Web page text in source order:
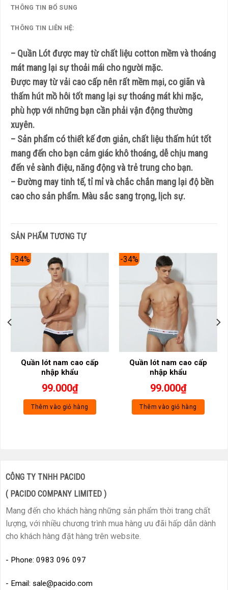
THÔNG TIN BỔ SUNG
THÔNG TIN LIÊN HỆ:
– Quần Lót được may từ chất liệu cotton mềm và thoáng
mát mang lại sự thoải mái cho người mặc.
Được may từ vải cao cấp nên rất mềm mại, co giãn và
thấm hút mồ hôi tốt mang lại sự thoáng mát khi mặc,
phù hợp với những bạn cần phải vận động thường
xuyên.
– Sản phẩm có thiết kế đơn giản, chất liệu thấm hút tốt
mang đến cho bạn cảm giác khô thoáng, dễ chịu mang
đến vẻ sành điệu, năng động và trẻ trung cho bạn.
– Đường may tinh tế, tỉ mỉ và chắc chắn mang lại độ bền
cao cho sản phẩm. Màu sắc sang trọng, lịch sự.
SẢN PHẨM TƯƠNG TỰ
-34%
Quần lót nam cao cấp
nhập khẩu
99.000₫
Thêm vào giỏ hàng
-34%
Quần lót nam cao cấp
nhập khẩu
99.000₫
Thêm vào giỏ hàng
CÔNG TY TNHH PACIDO
( PACIDO COMPANY LIMITED )
Mang đến cho khách hàng những sản phẩm thời trang chất
lượng, với nhiều chương trình mua hàng ưu đãi hấp dẫn dành
cho khách hàng đặt hàng trên website.
- Phone: 0983 096 097
- Email: sale@pacido.com